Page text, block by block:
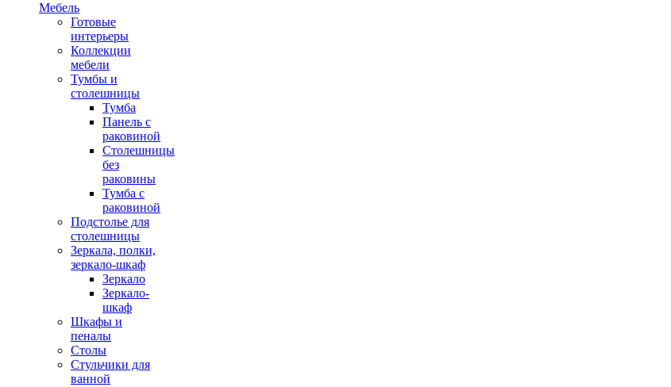
Мебель
Готовые
интерьеры
Коллекции
мебели
Тумбы и
столешницы
Тумба
Панель с
раковиной
Столешницы
без
раковины
Тумба с
раковиной
Подстолье для
столешницы
Зеркала, полки,
зеркало-шкаф
Зеркало
Зеркало-
шкаф
Шкафы и
пеналы
Столы
Стульчики для
ванной